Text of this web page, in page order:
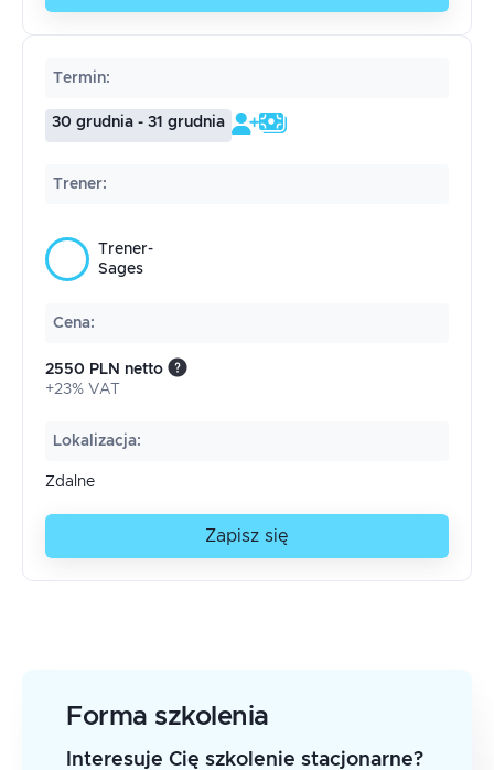
Termin:
30 grudnia - 31 grudnia
Trener:
Trener-
Sages
Cena:
2550 PLN netto
+23% VAT
Lokalizacja:
Zdalne
Zapisz się
Forma szkolenia
Interesuje Cię szkolenie stacjonarne?